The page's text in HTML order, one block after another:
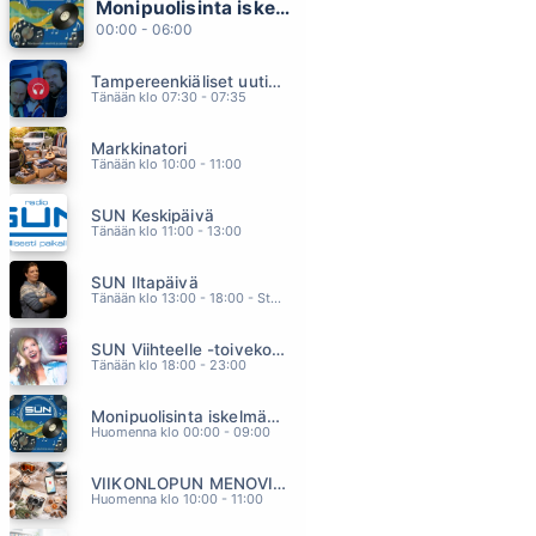
JUKEBOXIN LUONA
ME OLLAAN RUNO
TYTÖT OVAT KAUNIITA
Monipuolisinta iskelmää ja parasta poppia
00:00 - 06:00
Tampereenkiäliset uutiset
Tänään klo 07:30 - 07:35
Markkinatori
Tänään klo 10:00 - 11:00
SUN Keskipäivä
Tänään klo 11:00 - 13:00
SUN Iltapäivä
Tänään klo 13:00 - 18:00 - Studiossa: Kaisu Lämsä
SUN Viihteelle -toivekonsertti
Tänään klo 18:00 - 23:00
Monipuolisinta iskelmää ja parasta poppia
Huomenna klo 00:00 - 09:00
VIIKONLOPUN MENOVINKIT
Huomenna klo 10:00 - 11:00